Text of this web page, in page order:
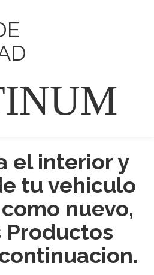
el interior y
tu vehiculo
nuevo,
Productos